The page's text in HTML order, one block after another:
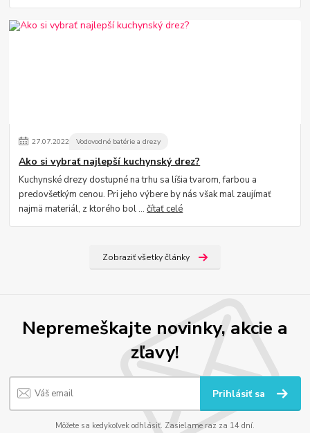
27.07.2022 Vodovodné batérie a drezy
Ako si vybrať najlepší kuchynský drez?
Kuchynské drezy dostupné na trhu sa líšia tvarom, farbou a
predovšetkým cenou. Pri jeho výbere by nás však mal zaujímať
najmä materiál, z ktorého bol ...čítať celé
Zobraziť všetky články
Nepremeškajte novinky, akcie a
zľavy!
Prihlásiť sa
Môžete sa kedykoľvek odhlásiť. Zasielame raz za 14 dní.